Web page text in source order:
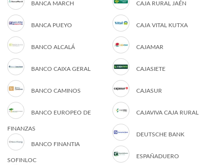
BANCA MARCH
BANCA PUEYO
BANCO ALCALÁ
BANCO CAIXA GERAL
BANCO CAMINOS
BANCO EUROPEO DE
FINANZAS
BANCO FINANTIA
SOFINLOC
CAJA RURAL JAÉN
CAJA VITAL KUTXA
CAJAMAR
CAJASIETE
CAJASUR
CAJAVIVA CAJA RURAL
DEUTSCHE BANK
ESPAÑADUERO